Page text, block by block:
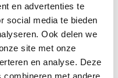
en advertenties te
social media te bieden
Ook delen we
site met onze
en analyse. Deze
combineren met andere
de wereld is
soorten vinken
dat diersoorten zich
Dat hij de wetenschap
veel mensen, maar de
Charles Darwin in ieder
contact met andere